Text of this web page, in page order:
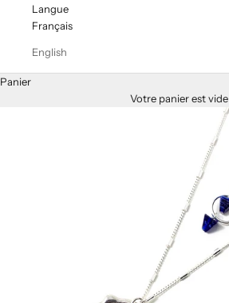
Langue
Français
English
Panier
Votre panier est vide